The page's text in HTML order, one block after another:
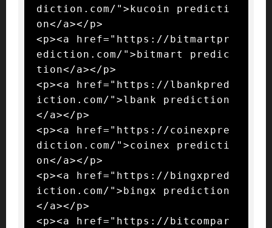
diction.com/">kucoin predicti
on</a></p>
<p><a href="https://bitmartpr
ediction.com/">bitmart predic
tion</a></p>
<p><a href="https://lbankpred
iction.com/">lbank prediction
</a></p>
<p><a href="https://coinexpre
diction.com/">coinex predicti
on</a></p>
<p><a href="https://bingxpred
iction.com/">bingx prediction
</a></p>
<p><a href="https://bitcompar